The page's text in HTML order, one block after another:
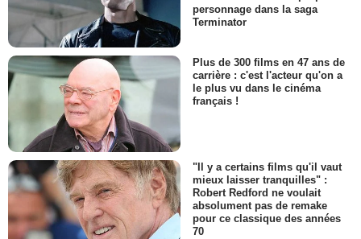
personnage dans la saga
Terminator
Plus de 300 films en 47 ans de
carrière : c'est l'acteur qu'on a
le plus vu dans le cinéma
français !
"Il y a certains films qu'il vaut
mieux laisser tranquilles" :
Robert Redford ne voulait
absolument pas de remake
pour ce classique des années
70